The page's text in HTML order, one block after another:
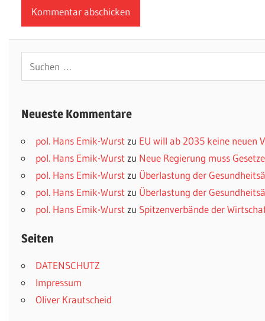
Neueste Kommentare
pol. Hans Emik-Wurst zu EU will ab 2035 keine neuen
pol. Hans Emik-Wurst zu Neue Regierung muss
pol. Hans Emik-Wurst zu Überlastung der
pol. Hans Emik-Wurst zu Überlastung der
pol. Hans Emik-Wurst zu Spitzenverbände der
Seiten
DATENSCHUTZ
Impressum
Oliver Krautscheid